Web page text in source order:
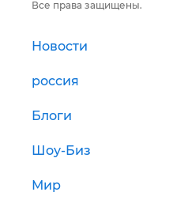
Все права защищены.
Новости
россия
Блоги
Шоу-Биз
Мир